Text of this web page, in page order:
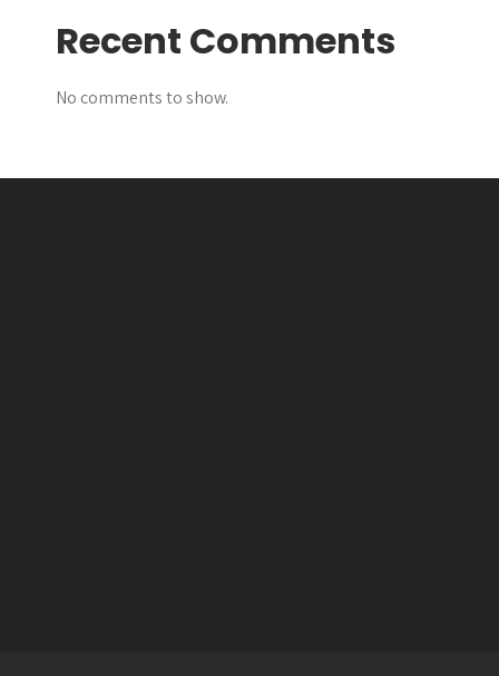
Recent Comments
No comments to show.